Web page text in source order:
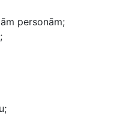
personām;